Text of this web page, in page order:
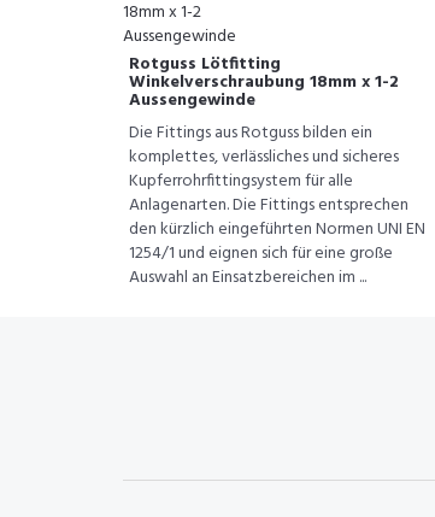
Rotguss Lötfitting
Winkelverschraubung 18mm x 1-2
Aussengewinde
Die Fittings aus Rotguss bilden ein
komplettes, verlässliches und sicheres
Kupferrohrfittingsystem für alle
Anlagenarten. Die Fittings entsprechen
den kürzlich eingeführten Normen UNI EN
1254/1 und eignen sich für eine große
Auswahl an Einsatzbereichen im ...